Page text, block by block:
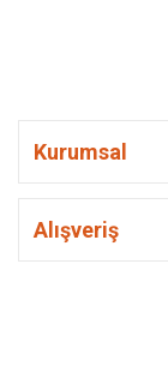
Kurumsal
Alışveriş